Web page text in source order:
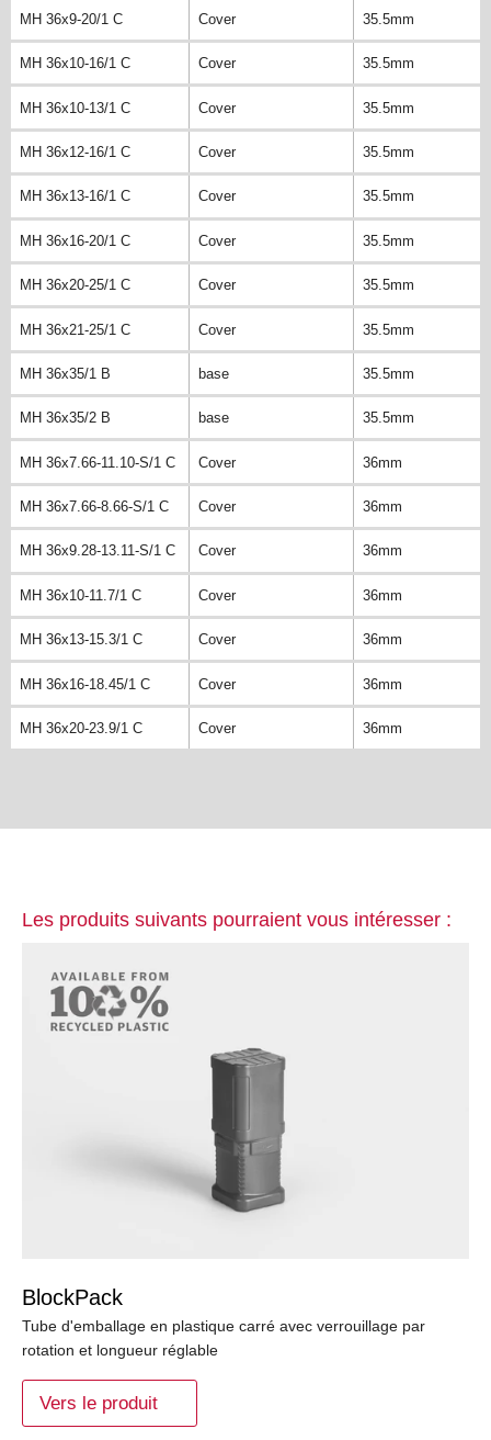
MH 36x9-20/1 C Cover 35.5mm
MH 36x10-16/1 C Cover 35.5mm
MH 36x10-13/1 C Cover 35.5mm
MH 36x12-16/1 C Cover 35.5mm
MH 36x13-16/1 C Cover 35.5mm
MH 36x16-20/1 C Cover 35.5mm
MH 36x20-25/1 C Cover 35.5mm
MH 36x21-25/1 C Cover 35.5mm
MH 36x35/1 B base 35.5mm
MH 36x35/2 B base 35.5mm
MH 36x7.66-11.10-S/1 C Cover 36mm
MH 36x7.66-8.66-S/1 C Cover 36mm
MH 36x9.28-13.11-S/1 C Cover 36mm
MH 36x10-11.7/1 C Cover 36mm
MH 36x13-15.3/1 C Cover 36mm
MH 36x16-18.45/1 C Cover 36mm
MH 36x20-23.9/1 C Cover 36mm
Les produits suivants pourraient vous intéresser :
BlockPack
Tube d'emballage en plastique carré avec verrouillage par
rotation et longueur réglable
Vers le produit